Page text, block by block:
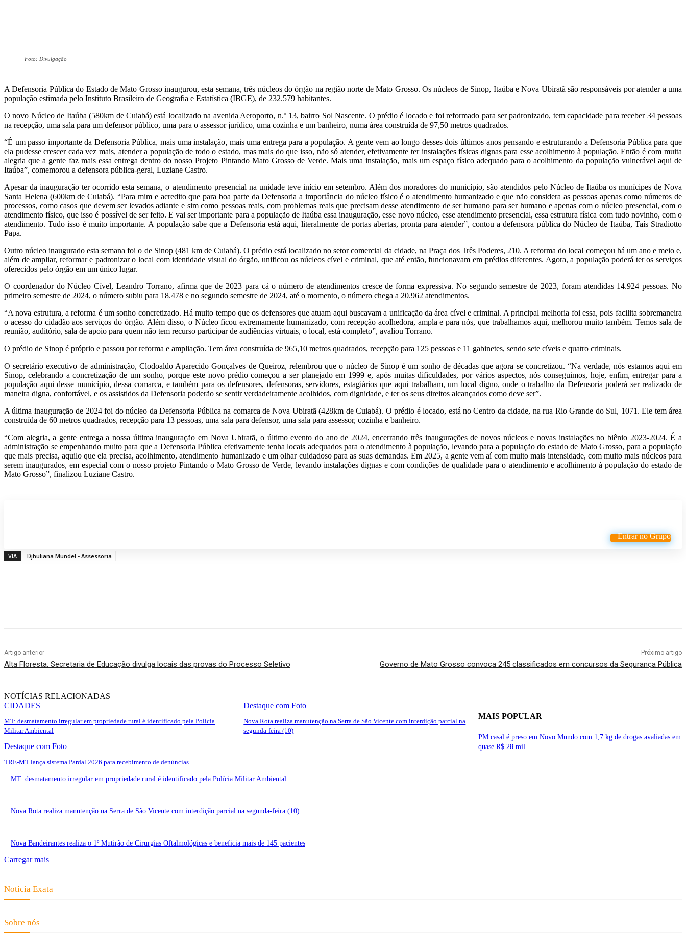
Foto: Divulgação
A Defensoria Pública do Estado de Mato Grosso inaugurou, esta semana, três núcleos do órgão na região norte de Mato Grosso. Os núcleos de Sinop, Itaúba e Nova Ubiratã são responsáveis por atender a uma
população estimada pelo Instituto Brasileiro de Geografia e Estatística (IBGE), de 232.579 habitantes.
O novo Núcleo de Itaúba (580km de Cuiabá) está localizado na avenida Aeroporto, n.º 13, bairro Sol Nascente. O prédio é locado e foi reformado para ser padronizado, tem capacidade para receber 34 pessoas
na recepção, uma sala para um defensor público, uma para o assessor jurídico, uma cozinha e um banheiro, numa área construída de 97,50 metros quadrados.
“É um passo importante da Defensoria Pública, mais uma instalação, mais uma entrega para a população. A gente vem ao longo desses dois últimos anos pensando e estruturando a Defensoria Pública para que
ela pudesse crescer cada vez mais, atender a população de todo o estado, mas mais do que isso, não só atender, efetivamente ter instalações físicas dignas para esse acolhimento à população. Então é com muita
alegria que a gente faz mais essa entrega dentro do nosso Projeto Pintando Mato Grosso de Verde. Mais uma instalação, mais um espaço físico adequado para o acolhimento da população vulnerável aqui de
Itaúba”, comemorou a defensora pública-geral, Luziane Castro.
Apesar da inauguração ter ocorrido esta semana, o atendimento presencial na unidade teve início em setembro. Além dos moradores do município, são atendidos pelo Núcleo de Itaúba os munícipes de Nova
Santa Helena (600km de Cuiabá). “Para mim e acredito que para boa parte da Defensoria a importância do núcleo físico é o atendimento humanizado e que não considera as pessoas apenas como números de
processos, como casos que devem ser levados adiante e sim como pessoas reais, com problemas reais que precisam desse atendimento de ser humano para ser humano e apenas com o núcleo presencial, com o
atendimento físico, que isso é possível de ser feito. E vai ser importante para a população de Itaúba essa inauguração, esse novo núcleo, esse atendimento presencial, essa estrutura física com tudo novinho, com o
atendimento. Tudo isso é muito importante. A população sabe que a Defensoria está aqui, literalmente de portas abertas, pronta para atender”, contou a defensora pública do Núcleo de Itaúba, Taís Stradiotto
Papa.
Outro núcleo inaugurado esta semana foi o de Sinop (481 km de Cuiabá). O prédio está localizado no setor comercial da cidade, na Praça dos Três Poderes, 210. A reforma do local começou há um ano e meio e,
além de ampliar, reformar e padronizar o local com identidade visual do órgão, unificou os núcleos cível e criminal, que até então, funcionavam em prédios diferentes. Agora, a população poderá ter os serviços
oferecidos pelo órgão em um único lugar.
O coordenador do Núcleo Cível, Leandro Torrano, afirma que de 2023 para cá o número de atendimentos cresce de forma expressiva. No segundo semestre de 2023, foram atendidas 14.924 pessoas. No
primeiro semestre de 2024, o número subiu para 18.478 e no segundo semestre de 2024, até o momento, o número chega a 20.962 atendimentos.
“A nova estrutura, a reforma é um sonho concretizado. Há muito tempo que os defensores que atuam aqui buscavam a unificação da área cível e criminal. A principal melhoria foi essa, pois facilita sobremaneira
o acesso do cidadão aos serviços do órgão. Além disso, o Núcleo ficou extremamente humanizado, com recepção acolhedora, ampla e para nós, que trabalhamos aqui, melhorou muito também. Temos sala de
reunião, auditório, sala de apoio para quem não tem recurso participar de audiências virtuais, o local, está completo”, avaliou Torrano.
O prédio de Sinop é próprio e passou por reforma e ampliação. Tem área construída de 965,10 metros quadrados, recepção para 125 pessoas e 11 gabinetes, sendo sete cíveis e quatro criminais.
O secretário executivo de administração, Clodoaldo Aparecido Gonçalves de Queiroz, relembrou que o núcleo de Sinop é um sonho de décadas que agora se concretizou. “Na verdade, nós estamos aqui em
Sinop, celebrando a concretização de um sonho, porque este novo prédio começou a ser planejado em 1999 e, após muitas dificuldades, por vários aspectos, nós conseguimos, hoje, enfim, entregar para a
população aqui desse município, dessa comarca, e também para os defensores, defensoras, servidores, estagiários que aqui trabalham, um local digno, onde o trabalho da Defensoria poderá ser realizado de
maneira digna, confortável, e os assistidos da Defensoria poderão se sentir verdadeiramente acolhidos, com dignidade, e ter os seus direitos alcançados como deve ser”.
A última inauguração de 2024 foi do núcleo da Defensoria Pública na comarca de Nova Ubiratã (428km de Cuiabá). O prédio é locado, está no Centro da cidade, na rua Rio Grande do Sul, 1071. Ele tem área
construída de 60 metros quadrados, recepção para 13 pessoas, uma sala para defensor, uma sala para assessor, cozinha e banheiro.
“Com alegria, a gente entrega a nossa última inauguração em Nova Ubiratã, o último evento do ano de 2024, encerrando três inaugurações de novos núcleos e novas instalações no biênio 2023-2024. É a
administração se empenhando muito para que a Defensoria Pública efetivamente tenha locais adequados para o atendimento à população, levando para a população do estado de Mato Grosso, para a população
que mais precisa, aquilo que ela precisa, acolhimento, atendimento humanizado e um olhar cuidadoso para as suas demandas. Em 2025, a gente vem aí com muito mais intensidade, com muito mais núcleos para
serem inaugurados, em especial com o nosso projeto Pintando o Mato Grosso de Verde, levando instalações dignas e com condições de qualidade para o atendimento e acolhimento à população do estado de
Mato Grosso”, finalizou Luziane Castro.
Entrar no Grupo
VIA Djhuliana Mundel - Assessoria
Artigo anterior
Alta Floresta: Secretaria de Educação divulga locais das provas do Processo Seletivo
Próximo artigo
Governo de Mato Grosso convoca 245 classificados em concursos da Segurança Pública
NOTÍCIAS RELACIONADAS
CIDADES
MT: desmatamento irregular em propriedade rural é identificado pela Polícia
Militar Ambiental
Destaque com Foto
Nova Rota realiza manutenção na Serra de São Vicente com interdição parcial na
segunda-feira (10)
Destaque com Foto
TRE-MT lança sistema Pardal 2026 para recebimento de denúncias
MAIS POPULAR
PM casal é preso em Novo Mundo com 1,7 kg de drogas avaliadas em
quase R$ 28 mil
MT: desmatamento irregular em propriedade rural é identificado pela Polícia Militar Ambiental
Nova Rota realiza manutenção na Serra de São Vicente com interdição parcial na segunda-feira (10)
Nova Bandeirantes realiza o 1º Mutirão de Cirurgias Oftalmológicas e beneficia mais de 145 pacientes
Carregar mais
Notícia Exata
Sobre nós